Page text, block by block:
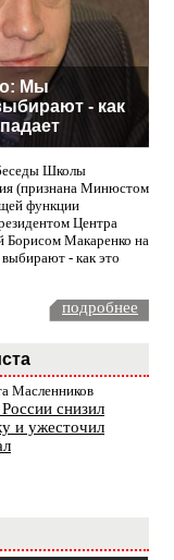
Мы
- как
Школы
(признана Минюстом
функции
Центра
Борисом Макаренко на
- как это
подробнее
Масленников
снизил
и ужесточил